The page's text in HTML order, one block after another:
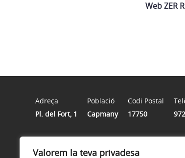
Valorem la teva privadesa
Web ZER
Adreça
Pl. del Fort, 1
Població
Capmany
Codi Postal
17750